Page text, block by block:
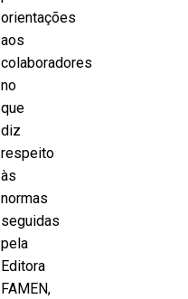
orientações
aos
colaboradores
no
que
diz
respeito
às
normas
seguidas
pela
Editora
FAMEN,